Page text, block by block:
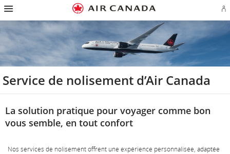
Passez
à
page
d'accueil
la
navigation
principale
Passer
au
contenu
au
champ
de
Passer
aux
liens
page
au
plan
du
Passer
Pour
nous
ou
Service de nolisement d’Air Canada
La solution pratique pour voyager comme bon
vous semble, en tout confort
Nos services de nolisement offrent une expérience personnalisée, adaptée